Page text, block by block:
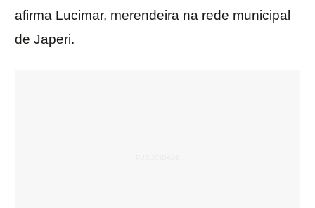
afirma Lucimar, merendeira na rede municipal
de Japeri.